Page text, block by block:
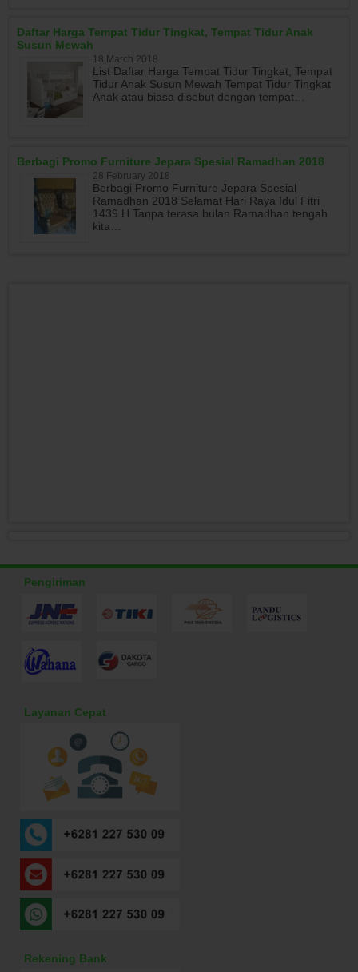
Daftar Harga Tempat Tidur Tingkat, Tempat Tidur Anak
Susun Mewah
18 March 2018
List Daftar Harga Tempat Tidur Tingkat, Tempat
Tidur Anak Susun Mewah Tempat Tidur Tingkat
Anak atau biasa disebut dengan tempat…
Berbagi Promo Furniture Jepara Spesial Ramadhan 2018
28 February 2018
Berbagi Promo Furniture Jepara Spesial
Ramadhan 2018 Selamat Hari Raya Idul Fitri
1439 H Tanpa terasa bulan Ramadhan tengah
kita…
Pengiriman
Layanan Cepat
Rekening Bank